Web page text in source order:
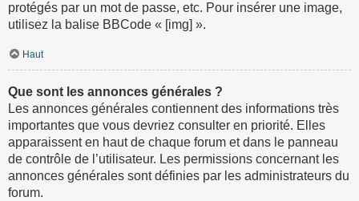
protégés par un mot de passe, etc. Pour insérer une image,
utilisez la balise BBCode « [img] ».
Haut
Que sont les annonces générales ?
Les annonces générales contiennent des informations très
importantes que vous devriez consulter en priorité. Elles
apparaissent en haut de chaque forum et dans le panneau
de contrôle de l’utilisateur. Les permissions concernant les
annonces générales sont définies par les administrateurs du
forum.